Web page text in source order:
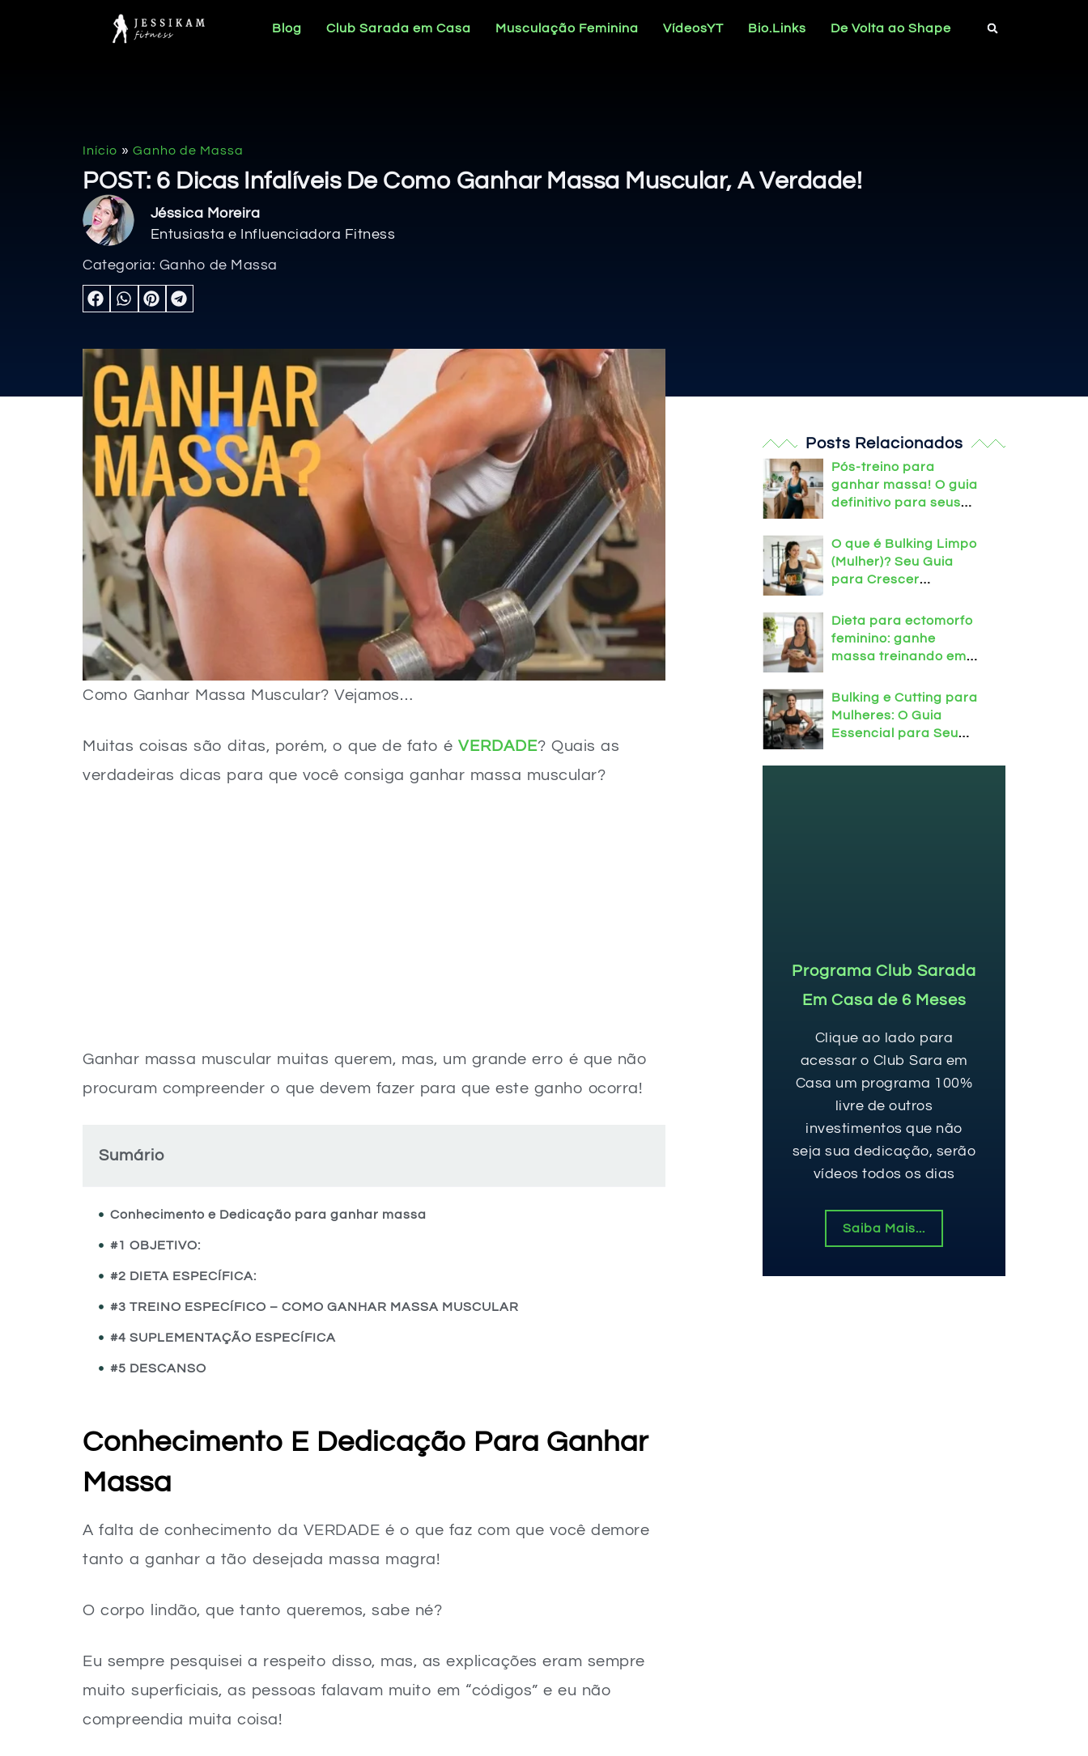
Blog Club Sarada em Casa Musculação Feminina VídeosYT Bio.Links De Volta ao Shape
Início » Ganho de Massa
POST: 6 Dicas Infalíveis De Como Ganhar Massa Muscular, A Verdade!
Jéssica Moreira
Entusiasta e Influenciadora Fitness
Categoria: Ganho de Massa
Como Ganhar Massa Muscular? Vejamos…
Muitas coisas são ditas, porém, o que de fato é VERDADE? Quais as
verdadeiras dicas para que você consiga ganhar massa muscular?
Ganhar massa muscular muitas querem, mas, um grande erro é que não
procuram compreender o que devem fazer para que este ganho ocorra!
Sumário
Conhecimento e Dedicação para ganhar massa
#1 OBJETIVO:
#2 DIETA ESPECÍFICA:
#3 TREINO ESPECÍFICO – COMO GANHAR MASSA MUSCULAR
#4 SUPLEMENTAÇÃO ESPECÍFICA
#5 DESCANSO
Conhecimento E Dedicação Para Ganhar
Massa
A falta de conhecimento da VERDADE é o que faz com que você demore
tanto a ganhar a tão desejada massa magra!
O corpo lindão, que tanto queremos, sabe né?
Eu sempre pesquisei a respeito disso, mas, as explicações eram sempre
muito superficiais, as pessoas falavam muito em “códigos” e eu não
compreendia muita coisa!
Posts Relacionados
Pós-treino para
ganhar massa! O guia
definitivo para seus
O que é Bulking Limpo
(Mulher)? Seu Guia
para Crescer
Dieta para ectomorfo
feminino: ganhe
massa treinando em
Bulking e Cutting para
Mulheres: O Guia
Essencial para Seu
Programa Club Sarada
Em Casa de 6 Meses
Clique ao lado para
acessar o Club Sara em
Casa um programa 100%
livre de outros
investimentos que não
seja sua dedicação, serão
vídeos todos os dias
Saiba Mais...